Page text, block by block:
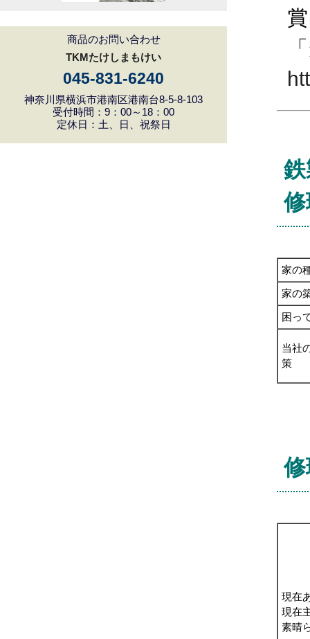
商品のお問い合わせ
TKMたけしまもけい
045-831-6240
神奈川県横浜市港南区港南台8-5-8-103
受付時間：9：00～18：00
定休日：土、日、祝祭日
家の
家の
困っ
当社
策
現在
現在
素晴